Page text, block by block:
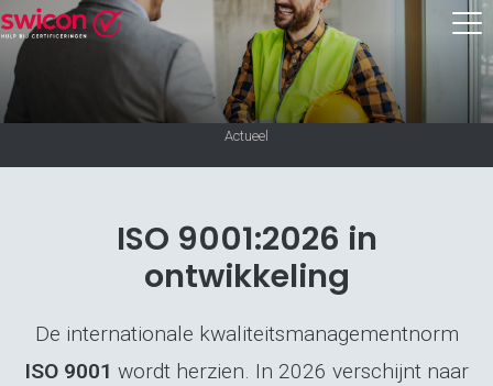
Actueel
ISO 9001:2026 in
ontwikkeling
De internationale kwaliteitsmanagementnorm
ISO 9001 wordt herzien. In 2026 verschijnt naar